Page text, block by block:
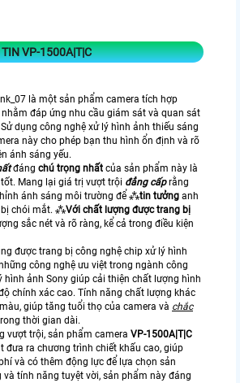
TINVP-1500A|T|C
là một sản phẩm camera tích hợp
đáp ứng nhu cầu giám sát và quan sát
dụng công nghệ xử lý hình ảnh thiếu sáng
này cho phép bạn thu hình ổn định và rõ
ánh sáng yếu.
đáng chú trọng nhất của sản phẩm này là
Mang lại giá trị vượt trội đẳng cấprằng
ánh sáng môi trường để ⁂tin tưởng anh
bị chói mắt. ⁂Với chất lượng được trang bị
sắc nét và rõ ràng, kể cả trong điều kiện
được trang bị công nghệ chip xử lý hình
công nghệ ưu việt trong ngành công
hình ảnh Sony giúp cải thiện chất lượng hình
chính xác cao. Tính năng chất lượng khác
giúp tăng tuổi thọ của camera và chắc
thời gian dài.
vượt trội, sản phẩm camera VP-1500A|T|C
đưa ra chương trình chiết khấu cao, giúp
và có thêm động lực để lựa chọn sản
tính năng tuyệt vời, sản phẩm này đáng